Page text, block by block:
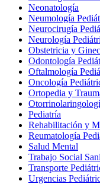
Neonatología
Neumología
Neurocirugía
Neurología
Obstetricia y
Odontología
Oftalmología
Oncología
Ortopedia y
Pediatría
Rehabilitación y
Reumatología
Salud Mental
Trabajo Social
Transporte
Urgencias